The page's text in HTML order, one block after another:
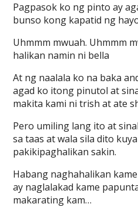
Pagpasok ko ng pinto ay
bunso kong kapatid ng
Uhmmm mwuah. Uhmmm
halikan namin ni bella
At ng naalala ko na baka
agad ko itong pinutol at
makita kami ni trish at ate
Pero umiling lang ito at
sa taas at wala sila dito
pakikipaghalikan sakin.
Habang naghahalikan
ay naglalakad kame
makarating kam…